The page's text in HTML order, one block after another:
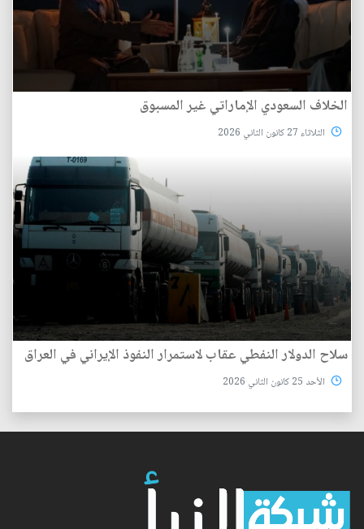
الخلاف السعودي الإماراتي غير المسبوق
الثلاثاء 27 كانون الثاني 2026
سلاح الدولار النفطي عقاب لاستمرار النفوذ الإيراني في العراق
الأحد 25 كانون الثاني 2026